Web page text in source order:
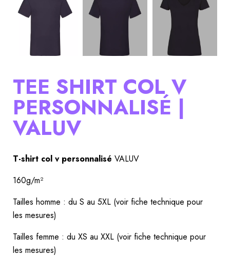
TEE SHIRT COL V
PERSONNALISÉ |
VALUV
T-shirt col v personnalisé VALUV
160g/m²
Tailles homme : du S au 5XL (voir fiche technique pour
les mesures)
Tailles femme : du XS au XXL (voir fiche technique pour
les mesures)